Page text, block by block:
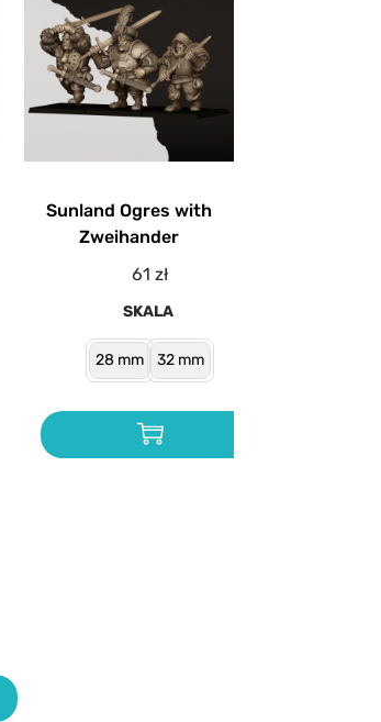
Sunland Ogres with
Zweihander
61zł
SKALA
28 mm 32 mm